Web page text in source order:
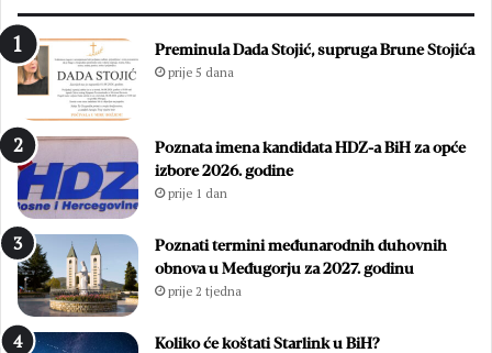
Preminula Dada Stojić, supruga Brune Stojića
prije 5 dana
Poznata imena kandidata HDZ-a BiH za opće
izbore 2026. godine
prije 1 dan
Poznati termini međunarodnih duhovnih
obnova u Međugorju za 2027. godinu
prije 2 tjedna
Koliko će koštati Starlink u BiH?